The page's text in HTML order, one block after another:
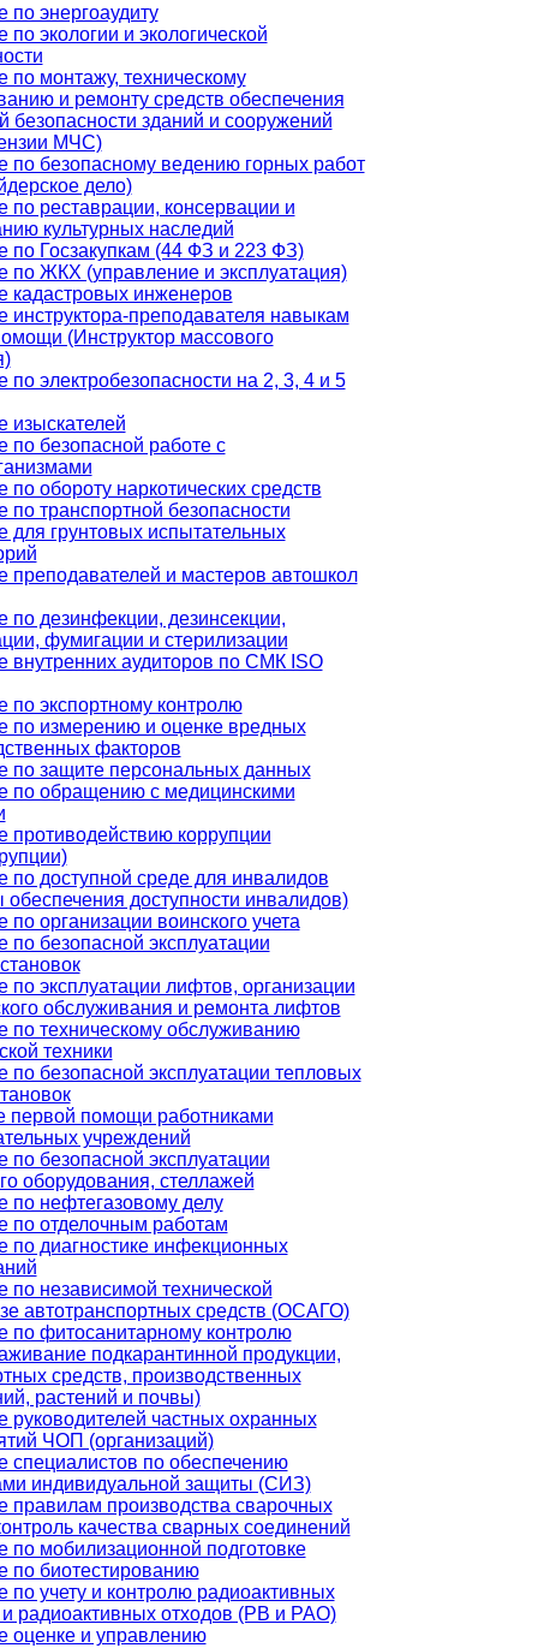
по энергоаудиту
по экологии и экологической
по монтажу, техническому
и ремонту средств обеспечения
безопасности зданий и сооружений
МЧС)
по безопасному ведению горных работ
дело)
по реставрации, консервации и
культурных наследий
по Госзакупкам (44 ФЗ и 223 ФЗ)
по ЖКХ (управление и эксплуатация)
кадастровых инженеров
инструктора-преподавателя навыкам
(Инструктор массового
по электробезопасности на 2, 3, 4 и 5
изыскателей
по безопасной работе с
по обороту наркотических средств
по транспортной безопасности
для грунтовых испытательных
преподавателей и мастеров автошкол
по дезинфекции, дезинсекции,
фумигации и стерилизации
внутренних аудиторов по СМК ISO
по экспортному контролю
по измерению и оценке вредных
факторов
по защите персональных данных
по обращению с медицинскими
противодействию коррупции
по доступной среде для инвалидов
обеспечения доступности инвалидов)
по организации воинского учета
по безопасной эксплуатации
по эксплуатации лифтов, организации
обслуживания и ремонта лифтов
по техническому обслуживанию
техники
по безопасной эксплуатации тепловых
первой помощи работниками
учреждений
по безопасной эксплуатации
оборудования, стеллажей
по нефтегазовому делу
по отделочным работам
по диагностике инфекционных
по независимой технической
автотранспортных средств (ОСАГО)
по фитосанитарному контролю
подкарантинной продукции,
средств, производственных
растений и почвы)
руководителей частных охранных
ЧОП (организаций)
специалистов по обеспечению
индивидуальной защиты (СИЗ)
правилам производства сварочных
качества сварных соединений
по мобилизационной подготовке
по биотестированию
по учету и контролю радиоактивных
радиоактивных отходов (РВ и РАО)
оценке и управлению